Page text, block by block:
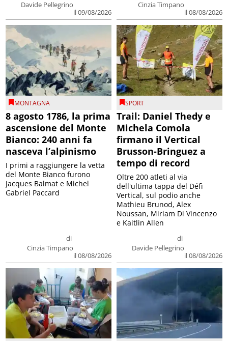
Davide Pellegrino
il 09/08/2026
Cinzia Timpano
il 08/08/2026
MONTAGNA
8 agosto 1786, la prima
ascensione del Monte
Bianco: 240 anni fa
nasceva l’alpinismo
di
Cinzia Timpano
il 08/08/2026
I primi a raggiungere la vetta
del Monte Bianco furono
Jacques Balmat e Michel
Gabriel Paccard
SPORT
Trail: Daniel Thedy e
Michela Comola
firmano il Vertical
Brusson-Bringuez a
tempo di record
di
Davide Pellegrino
il 08/08/2026
Oltre 200 atleti al via
dell'ultima tappa del Défì
Vertical, sul podio anche
Mathieu Brunod, Alex
Noussan, Miriam Di Vincenzo
e Kaitlin Allen